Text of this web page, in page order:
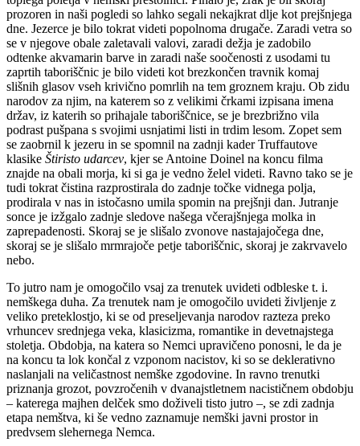
prozoren in naši pogledi so lahko segali nekajkrat dlje kot prejšnjega
dne. Jezerce je bilo tokrat videti popolnoma drugače. Zaradi vetra so
se v njegove obale zaletavali valovi, zaradi dežja je zadobilo
odtenke akvamarin barve in zaradi naše soočenosti z usodami tu
zaprtih taboriščnic je bilo videti kot brezkončen travnik komaj
slišnih glasov vseh krivično pomrlih na tem groznem kraju. Ob zidu
narodov za njim, na katerem so z velikimi črkami izpisana imena
držav, iz katerih so prihajale taboriščnice, se je brezbrižno vila
podrast pušpana s svojimi usnjatimi listi in trdim lesom. Zopet sem
se zaobrnil k jezeru in se spomnil na zadnji kader Truffautove
klasike Štiristo udarcev, kjer se Antoine Doinel na koncu filma
znajde na obali morja, ki si ga je vedno želel videti. Ravno tako se je
tudi tokrat čistina razprostirala do zadnje točke vidnega polja,
prodirala v nas in istočasno umila spomin na prejšnji dan. Jutranje
sonce je izžgalo zadnje sledove našega včerajšnjega molka in
zaprepadenosti. Skoraj se je slišalo zvonove nastajajočega dne,
skoraj se je slišalo mrmrajoče petje taboriščnic, skoraj je zakrvavelo
nebo.
To jutro nam je omogočilo vsaj za trenutek uvideti odbleske t. i.
nemškega duha. Za trenutek nam je omogočilo uvideti življenje z
veliko preteklostjo, ki se od preseljevanja narodov razteza preko
vrhuncev srednjega veka, klasicizma, romantike in devetnajstega
stoletja. Obdobja, na katera so Nemci upravičeno ponosni, le da je
na koncu ta lok končal z vzponom nacistov, ki so se deklerativno
naslanjali na veličastnost nemške zgodovine. In ravno trenutki
priznanja grozot, povzročenih v dvanajstletnem nacističnem obdobju
– katerega majhen delček smo doživeli tisto jutro –, se zdi zadnja
etapa nemštva, ki še vedno zaznamuje nemški javni prostor in
predvsem slehernega Nemca.